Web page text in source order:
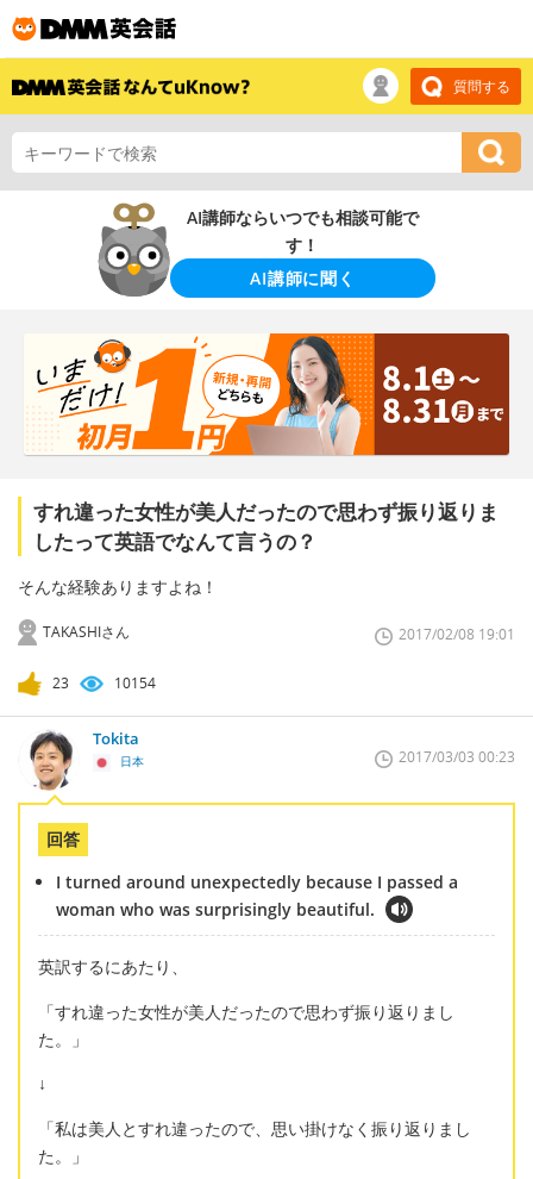
質問する
AI講師ならいつでも相談可能で
す！
AI講師に聞く
すれ違った女性が美人だったので思わず振り返りま
したって英語でなんて言うの？
そんな経験ありますよね！
TAKASHIさん 2017/02/08 19:01
23 10154
Tokita
日本 2017/03/03 00:23
回答
I turned around unexpectedly because I passed a
woman who was surprisingly beautiful.
英訳するにあたり、
「すれ違った女性が美人だったので思わず振り返りまし
た。」
↓
「私は美人とすれ違ったので、思い掛けなく振り返りまし
た。」